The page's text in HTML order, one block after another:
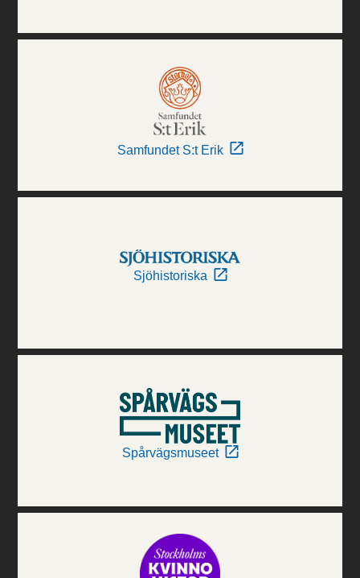
Samfundet S:t Erik
Sjöhistoriska
Spårvägsmuseet